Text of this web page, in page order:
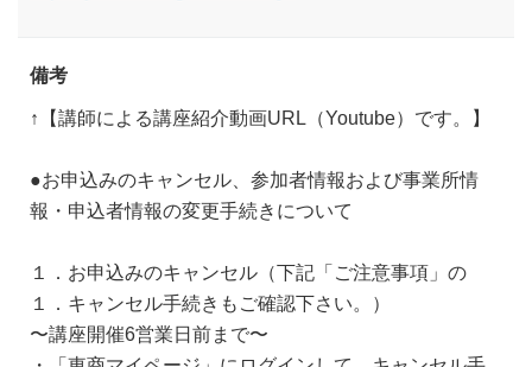
備考
↑【講師による講座紹介動画URL（Youtube）です。】
●お申込みのキャンセル、参加者情報および事業所情
報・申込者情報の変更手続きについて
１．お申込みのキャンセル（下記「ご注意事項」の
１．キャンセル手続きもご確認下さい。）
〜講座開催6営業日前まで〜